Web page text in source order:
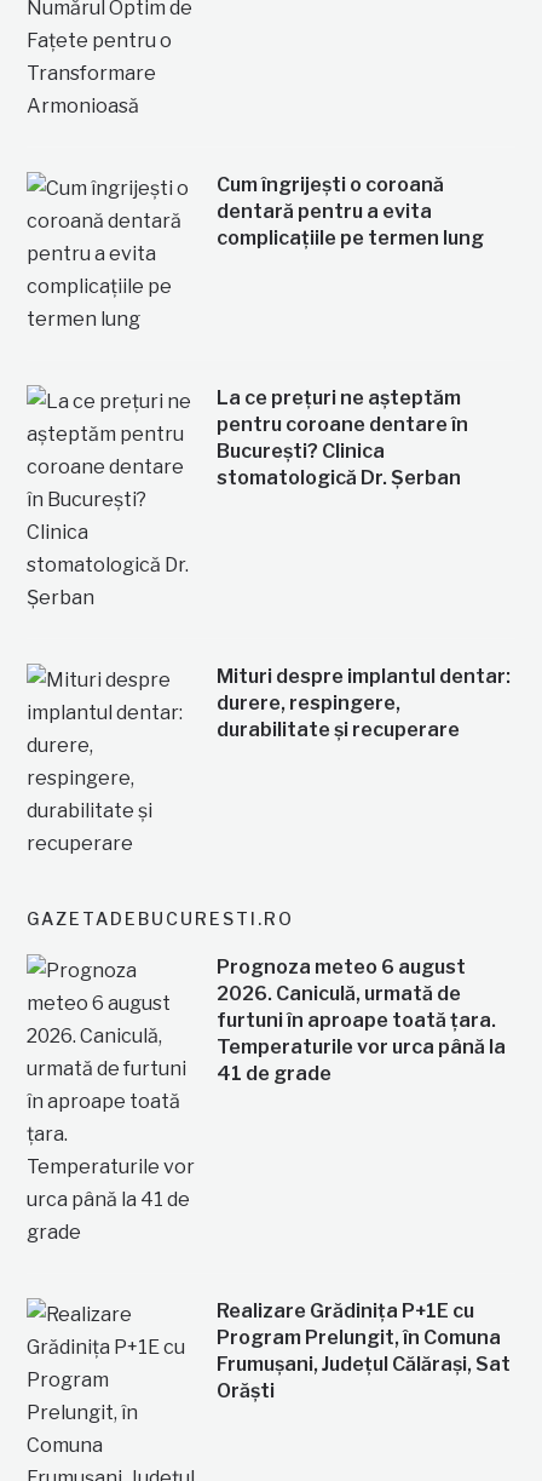
Cum îngrijești o coroană
dentară pentru a evita
complicațiile pe termen lung
La ce prețuri ne așteptăm
pentru coroane dentare în
București? Clinica
stomatologică Dr. Șerban
Mituri despre implantul dentar:
durere, respingere,
durabilitate și recuperare
GAZETADEBUCURESTI.RO
Prognoza meteo 6 august
2026. Caniculă, urmată de
furtuni în aproape toată țara.
Temperaturile vor urca până la
41 de grade
Realizare Grădinița P+1E cu
Program Prelungit, în Comuna
Frumușani, Județul Călărași, Sat
Orăști